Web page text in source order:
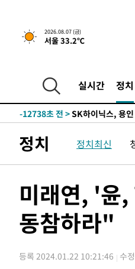
2026.08.07 (금)
서울 33.2℃
실시간 정치
실천"
-24966초 전 >이란, "오만과 '중
운드는 임시"
-16534초 전 >"낮 기온 소폭 하
-16461초 전 >
[단독]중수청 지
-14432초 전 >
-12738초 전 >SK하이닉스, 용
-8847초 전 >
외국인 심판 성 접
-8581초 전 >[속보]코스닥,
-8514초 전 >[속보]원·달러 환
-8403초 전 >[속보] 노원서 40.1
-5493초 전 >[속보]종합특검, '계
-4337초 전 >11시간 압수수색에
정치 정치최신
미래연, '윤
동참하라"
등록 2024.01.22 10:21:46 수